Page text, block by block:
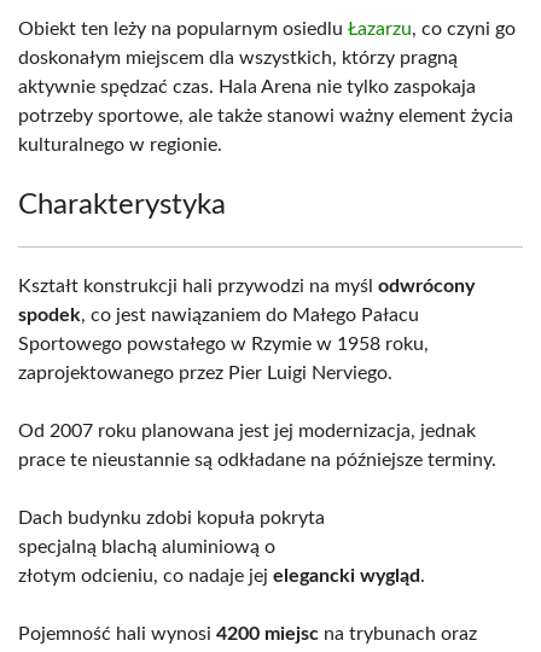
Obiekt ten leży na popularnym osiedlu Łazarzu, co czyni go
doskonałym miejscem dla wszystkich, którzy pragną
aktywnie spędzać czas. Hala Arena nie tylko zaspokaja
potrzeby sportowe, ale także stanowi ważny element życia
kulturalnego w regionie.
Charakterystyka
Kształt konstrukcji hali przywodzi na myśl odwrócony
spodek, co jest nawiązaniem do Małego Pałacu
Sportowego powstałego w Rzymie w 1958 roku,
zaprojektowanego przez Pier Luigi Nerviego.
Od 2007 roku planowana jest jej modernizacja, jednak
prace te nieustannie są odkładane na późniejsze terminy.
Dach budynku zdobi kopuła pokryta
specjalną blachą aluminiową o
złotym odcieniu, co nadaje jej elegancki wygląd.
Pojemność hali wynosi 4200 miejsc na trybunach oraz